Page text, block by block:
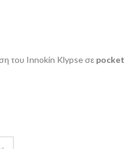
του Innokin Klypse σε pocket